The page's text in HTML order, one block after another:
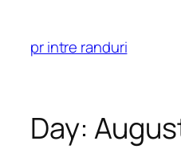
content
pr intre randuri
Day: